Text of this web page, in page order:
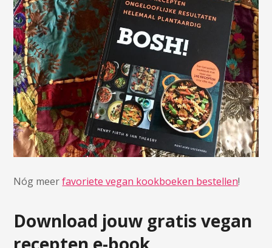
Nóg meerfavoriete vegan kookboeken bestellen!
Download jouw gratis vegan